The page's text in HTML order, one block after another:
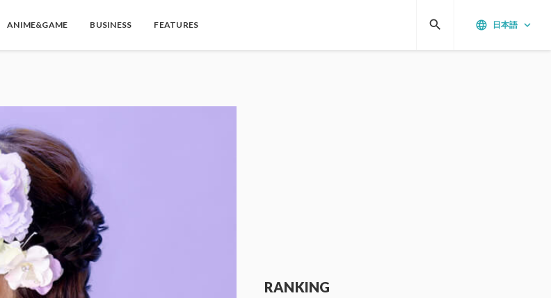
ANIME&GAME BUSINESS FEATURES language 日本語 keyboard_arrow_down
search
RANKING